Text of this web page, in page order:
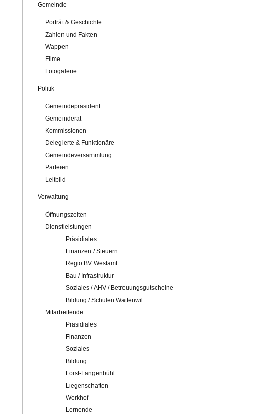
Gemeinde
Porträt & Geschichte
Zahlen und Fakten
Wappen
Filme
Fotogalerie
Politik
Gemeindepräsident
Gemeinderat
Kommissionen
Delegierte & Funktionäre
Gemeindeversammlung
Parteien
Leitbild
Verwaltung
Öffnungszeiten
Dienstleistungen
Präsidiales
Finanzen / Steuern
Regio BV Westamt
Bau / Infrastruktur
Soziales / AHV / Betreuungsgutscheine
Bildung / Schulen Wattenwil
Mitarbeitende
Präsidiales
Finanzen
Soziales
Bildung
Forst-Längenbühl
Liegenschaften
Werkhof
Lernende